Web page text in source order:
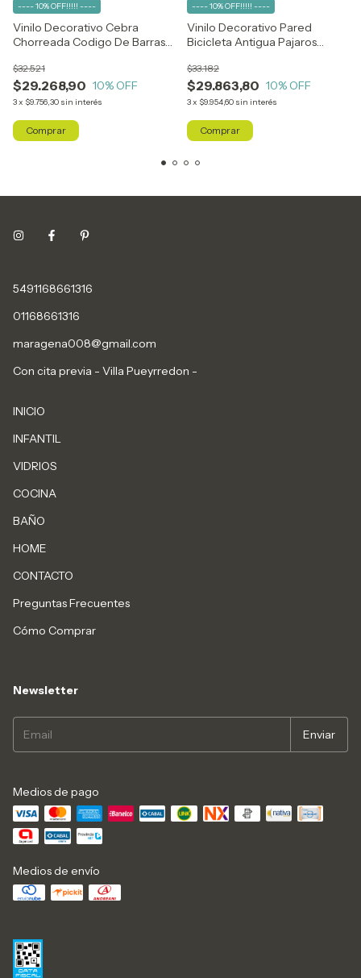
Vinilo Decorativo Cebra
Chorreada Codigo De Barras
$29.268,90
$32.521
10% OFF
3x $9.756,30 sin interés
---- 10% OFF!!!!! ----
Vinilo Decorativo Pared
Bicicleta Antigua Pajaros
$29.863,80
$33.182
10% OFF
3x $9.954,60 sin interés
---- 10% OFF!!!!! ----
5491168661316
01168661316
maragena008@gmail.com
Con cita previa - Villa Pueyrredon -
INICIO
INFANTIL
VIDRIOS
COCINA
BAÑO
HOME
CONTACTO
Preguntas Frecuentes
Cómo Comprar
Newsletter
Medios de pago
Medios de envío